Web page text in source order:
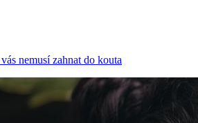
nemusí zahnat do kouta